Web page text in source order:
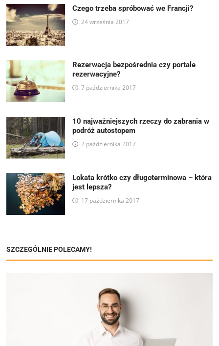
Czego trzeba spróbować we Francji?
24 września 2017
Rezerwacja bezpośrednia czy portale
rezerwacyjne?
7 października 2017
10 najważniejszych rzeczy do zabrania w
podróż autostopem
2 października 2017
Lokata krótko czy długoterminowa – która
jest lepsza?
17 października 2017
SZCZEGÓLNIE POLECAMY!